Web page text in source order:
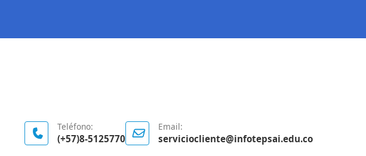
Teléfono:
(+57)8-5125770
Email:
serviciocliente@infotepsai.edu.co